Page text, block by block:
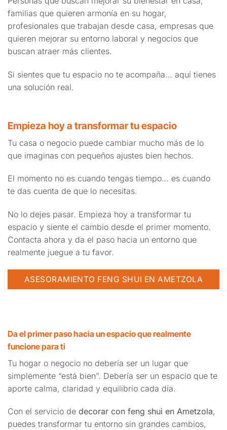
familias que quieren armonía en su hogar,
profesionales que trabajan desde casa, empresas que
quieren mejorar su entorno laboral y negocios que
buscan atraer más clientes.
Si sientes que tu espacio no te acompaña… aquí tienes
una solución real.
Empieza hoy a transformar tu espacio
Tu casa o negocio puede cambiar mucho más de lo
que imaginas con pequeños ajustes bien hechos.
El momento no es cuando tengas tiempo… es cuando
te das cuenta de que lo necesitas.
No lo dejes pasar. Empieza hoy a transformar tu
espacio y siente el cambio desde el primer momento.
Contacta ahora y da el paso hacia un entorno que
realmente juegue a tu favor.
ASESORAMIENTO FENG SHUI EN AMETZOLA
Da el primer paso hacia un espacio que realmente
funcione para ti
Tu hogar o negocio no debería ser un lugar que
simplemente “está bien”. Debería ser un espacio que te
aporte calma, claridad y equilibrio cada día.
Con el servicio de decorar con feng shui en Ametzola,
puedes transformar tu entorno sin grandes cambios,